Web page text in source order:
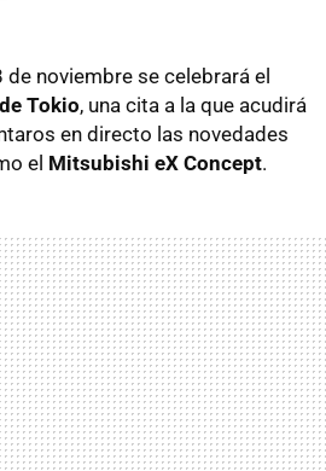
de noviembre se celebrará el
Tokio, una cita a la que acudirá
en directo las novedades
el Mitsubishi eX Concept.